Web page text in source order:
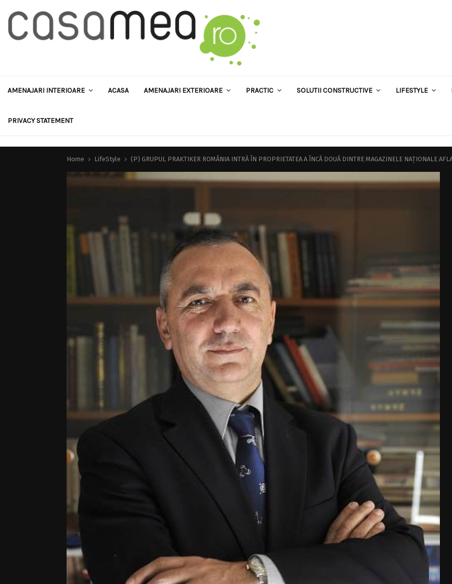
AMENAJARI INTERIOARE ACASA AMENAJARI EXTERIOARE PRACTIC SOLUTII CONSTRUCTIVE LIFESTYLE
PRIVACY STATEMENT
Home LifeStyle (P) GRUPUL PRAKTIKER ROMÂNIA INTRĂ ÎN PROPRIETATEA A ÎNCĂ DOUĂ DINTRE MAGAZINELE NAŢIONALE